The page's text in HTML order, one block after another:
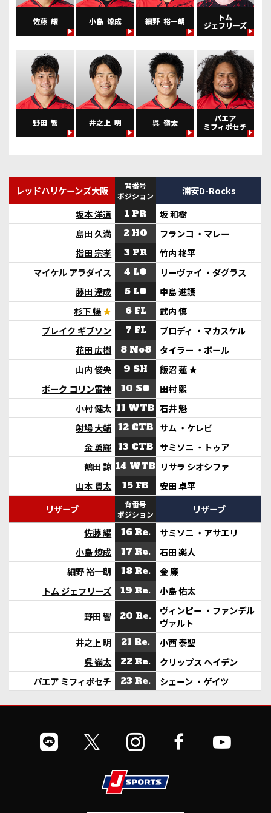
佐藤 耀 小島 燎成 細野 裕一朗
トム
ジェフリーズ
野田 響 井之上 明 呉 嶺太
パエア
ミフィポセチ
レッドハリケーンズ大阪
背番号
ポジション
浦安D-Rocks
坂本 洋道
1 PR
坂 和樹
島田 久満
2 HO
フランコ ・マレー
指田 宗孝
3 PR
竹内 柊平
マイケル アラダイス
4 LO
リーヴァイ ・ダグラス
藤田 達成
5 LO
中島 進護
杉下 暢★ 6 FL
武内 慎
ブレイク ギブソン
7 FL
ブロディ ・マカスケル
花田 広樹
8 No8
タイラー ・ポール
山内 俊央
9 SH 飯沼 蓮★
ボーク コリン雷神
10 SO
田村 煕
小村 健太 11 WTB 石井 魁
射場 大輔 12 CTB サム ・ケレビ
金 勇輝 13 CTB サミソニ ・トゥア
鶴田 諒 14 WTB リサラ シオシファ
山本 貫太
15 FB
安田 卓平
リザーブ
背番号
ポジション
リザーブ
佐藤 耀
16 Re.
サミソニ ・アサエリ
小島 燎成
17 Re.
石田 楽人
細野 裕一朗
18 Re.
金 廉
トム ジェフリーズ
19 Re.
小島 佑太
野田 響
20 Re.
ヴィンピー ・ファンデル
ヴァルト
井之上 明
21 Re.
小西 泰聖
呉 嶺太
22 Re.
クリップス ヘイデン
パエア ミフィポセチ
23 Re. シェーン ・ゲイツ